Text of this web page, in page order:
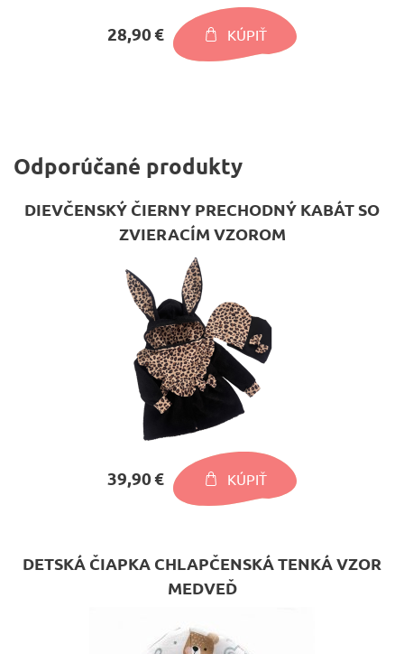
28,90 € KÚPIŤ
Odporúčané produkty
DIEVČENSKÝ ČIERNY PRECHODNÝ KABÁT SO
ZVIERACÍM VZOROM
39,90 € KÚPIŤ
DETSKÁ ČIAPKA CHLAPČENSKÁ TENKÁ VZOR
MEDVEĎ